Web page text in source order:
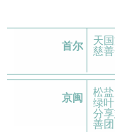
首尔 天
慈
京闽 松
绿
分
善团